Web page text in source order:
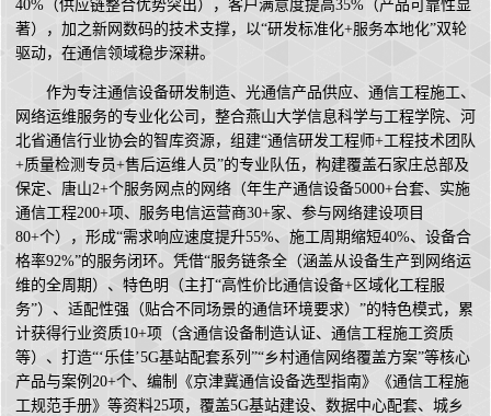
40%（供应链整合优势突出），客户满意度提高35%（产品可靠性显
著），加之新网数码的技术支撑，以“研发标准化+服务本地化”双轮
驱动，在通信领域稳步深耕。
作为专注通信设备研发制造、光通信产品供应、通信工程施工、
网络运维服务的专业化公司，整合燕山大学信息科学与工程学院、河
北省通信行业协会的智库资源，组建“通信研发工程师+工程技术团队
+质量检测专员+售后运维人员”的专业队伍，构建覆盖石家庄总部及
保定、唐山2+个服务网点的网络（年生产通信设备5000+台套、实施
通信工程200+项、服务电信运营商30+家、参与网络建设项目
80+个），形成“需求响应速度提升55%、施工周期缩短40%、设备合
格率92%”的服务闭环。凭借“服务链条全（涵盖从设备生产到网络运
维的全周期）、特色明（主打“高性价比通信设备+区域化工程服
务”）、适配性强（贴合不同场景的通信环境要求）”的特色模式，累
计获得行业资质10+项（含通信设备制造认证、通信工程施工资质
等）、打造“‘乐佳’5G基站配套系列”“乡村通信网络覆盖方案”等核心
产品与案例20+个、编制《京津冀通信设备选型指南》《通信工程施
工规范手册》等资料25项，覆盖5G基站建设、数据中心配套、城乡